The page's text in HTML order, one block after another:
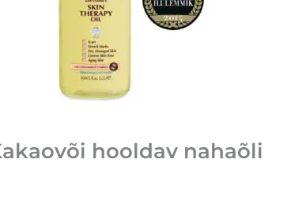
hooldav nahaõli